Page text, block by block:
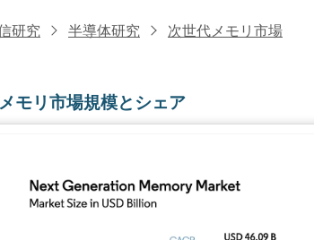
研究 半導体研究 次世代メモリ市場
モリ市場規模とシェア